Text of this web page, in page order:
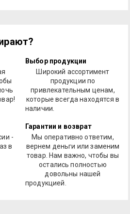
Выбор продукции
Широкий ассортимент
продукции по
привлекательным ценам,
которые всегда находятся в
наличии.
-
в
Гарантии и возврат
Мы оперативно ответим,
вернем деньги или заменим
товар. Нам важно, чтобы вы
остались полностью
довольны нашей
продукцией.